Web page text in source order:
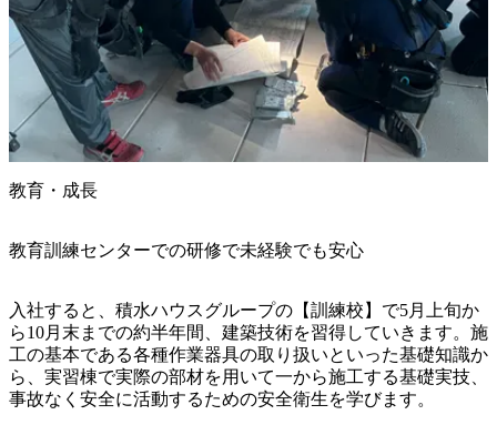
教育・成長
教育訓練センターでの研修で未経験でも安心
入社すると、積水ハウスグループの【訓練校】で5月上旬か
ら10月末までの約半年間、建築技術を習得していきます。施
工の基本である各種作業器具の取り扱いといった基礎知識か
ら、実習棟で実際の部材を用いて一から施工する基礎実技、
事故なく安全に活動するための安全衛生を学びます。